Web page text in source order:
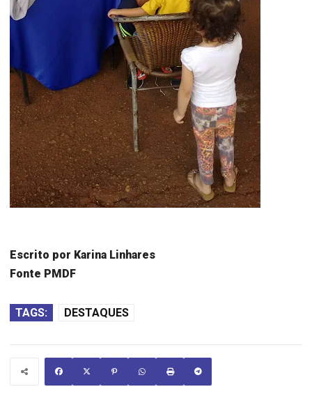
Escrito por Karina Linhares
Fonte PMDF
TAGS: DESTAQUES